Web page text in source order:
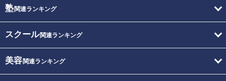
塾関連ランキング
スクール関連ランキング
美容関連ランキング